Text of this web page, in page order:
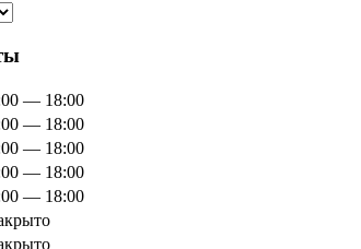
— 18:00
— 18:00
— 18:00
— 18:00
— 18:00